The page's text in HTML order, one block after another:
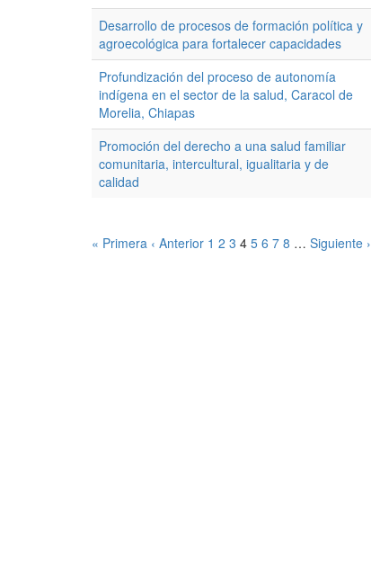
Desarrollo de procesos de formación política y
agroecológica para fortalecer capacidades
Profundización del proceso de autonomía
indígena en el sector de la salud, Caracol de
Morelia, Chiapas
Promoción del derecho a una salud familiar
comunitaria, intercultural, igualitaria y de
calidad
« Primera ‹ Anterior 1 2 3 4 5 6 7 8 … Siguiente ›